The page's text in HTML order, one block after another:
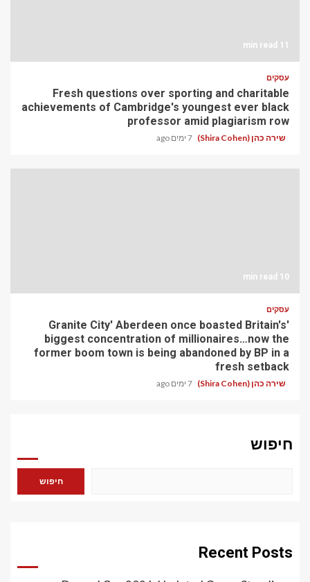
11 min read
עסקים
Fresh questions over sporting and charitable
achievements of Cambridge's youngest ever black
professor amid plagiarism row
שירה כהן (Shira Cohen) 7 ימים ago
10 min read
עסקים
'Granite City' Aberdeen once boasted Britain's
biggest concentration of millionaires…now the
former boom town is being abandoned by BP in a
fresh setback
שירה כהן (Shira Cohen) 7 ימים ago
חיפוש
חיפוש
Recent Posts